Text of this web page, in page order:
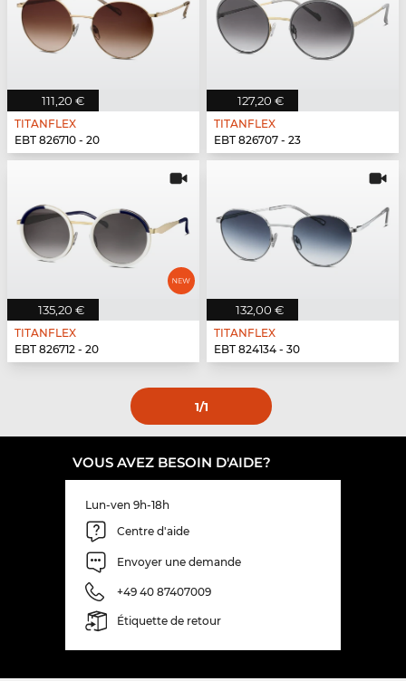
111,20 €
TITANFLEX
EBT 826710 - 20
127,20 €
TITANFLEX
EBT 826707 - 23
135,20 €
TITANFLEX
EBT 826712 - 20
132,00 €
TITANFLEX
EBT 824134 - 30
1/1
VOUS AVEZ BESOIN D'AIDE?
Lun-ven 9h-18h
Centre d'aide
Envoyer une demande
+49 40 87407009
Étiquette de retour